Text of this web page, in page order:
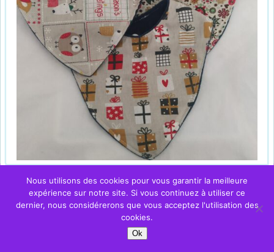
Nous utilisons des cookies pour vous garantir la meilleure
expérience sur notre site. Si vous continuez à utiliser ce
dernier, nous considérerons que vous acceptez l'utilisation des
cookies.
Ok